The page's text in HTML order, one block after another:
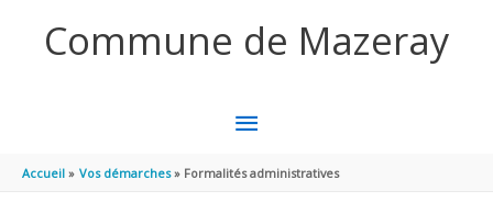
Commune de Mazeray
MENU
PRINCIPAL
Accueil Vos démarches Formalités administratives